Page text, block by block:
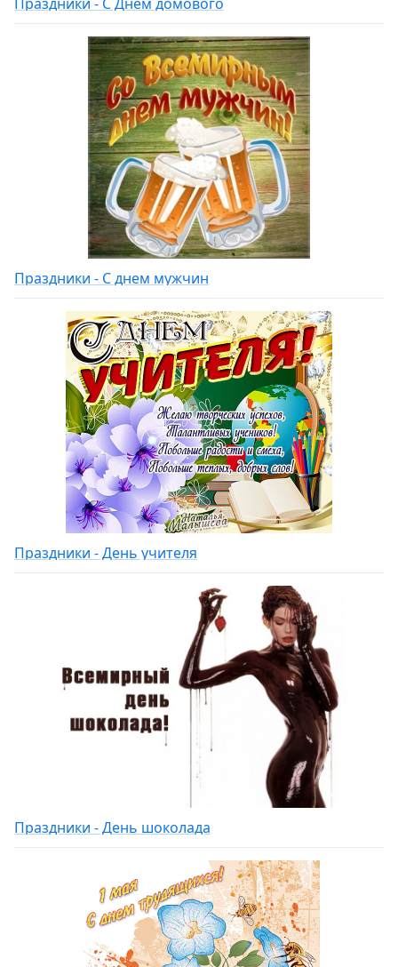
Праздники - С днем мужчин
Праздники - День учителя
Праздники - День шоколада